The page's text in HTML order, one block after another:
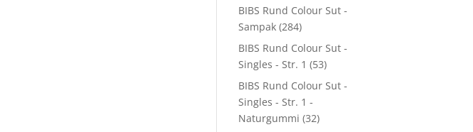
BIBS Rund Colour Sut -
Sampak (284)
BIBS Rund Colour Sut -
Singles - Str. 1 (53)
BIBS Rund Colour Sut -
Singles - Str. 1 -
Naturgummi (32)